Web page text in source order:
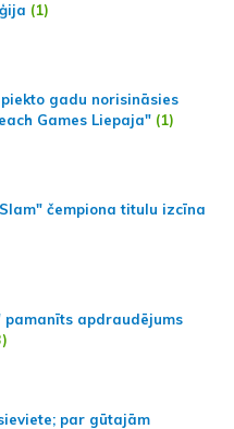
(1)
gadu norisināsies
Games Liepaja" (1)
čempiona titulu izcīna
apdraudējums
par gūtajām